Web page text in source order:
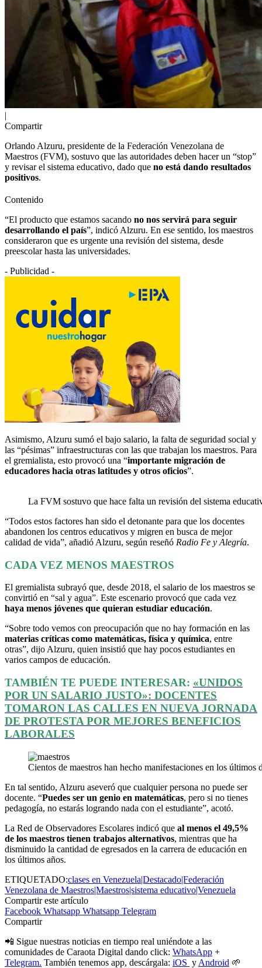
|
Compartir
Orlando Alzuru, presidente de la Federación Venezolana de
Maestros (FVM), sostuvo que las autoridades deben hacer un “stop”
y revisar el sistema educativo, dado que no está dando resultados
positivos.
Contenido
“El producto que estamos sacando no nos servirá para seguir
desarrollando el país”, indicó Alzuru. En ese sentido, los maestros
consideraron que es urgente una revisión del sistema, desde
preescolar hasta las universidades.
- Publicidad -
Asimismo, Alzuru sumó el bajo salario, la falta de seguridad social y
las “pésimas” infraestructuras con las que trabajan los maestros. Para
el gremialista, esto provocó una “importante migración de
educadores hacia otras latitudes y otros oficios”.
La FVM sostuvo que hace falta un revisión del sistema
“Todos estos factores han sido el detonante para que los docentes
abandonen los centros educativos y migren en busca de mejor
calidad de vida”, añadió Alzuru, según reseñó Radio Fe y Alegría.
CADA VEZ MENOS MAESTROS
El gremialista subrayó que, desde 2018, el salario de los maestros se
convirtió en “sal y agua”. Este escenario provocó que cada vez
haya menos jóvenes que quieran estudiar educación.
“Sobre todo vemos con preocupación que no hay formación en las
materias críticas como matemáticas, física y química, entre
otras”, dijo Alzuru, quien insistió que hay pocos estudiantes en
varios campos de educación.
TAMBIÉN TE PUEDE INTERESAR: «UNIDOS
POR UN SALARIO JUSTO»: DOCENTES
TOMARON LAS CALLES EN NUEVA JORNADA
DE PROTESTA POR MEJORES BENEFICIOS
LABORALES
Cientos de maestros han hecho manifestaciones en los
En tal sentido, Alzuru aseveró que cualquier persona no puede ser
docente. “Puedes ser un genio en matemáticas, pero si no tienes
pedagogía, no estarás logrando nada con el estudiante”, acotó.
La Red de Observadores Escolares indicó que al menos el 49,5%
de los maestros tienen trabajos alternativos, mientras que ha
disminuido la cantidad de egresados en la carrera de educación en
los últimos años.
ETIQUETADO:clases en Venezuela|Destacado|Federación
Venezolana de Maestros|Maestros|sistema educativo|Venezuela
Compartir este artículo
Facebook Whatsapp Whatsapp Telegram
Compartir
📲 Sigue nuestras noticias en tiempo real uniéndote a las
comunidades de Caraota Digital dando click: WhatsApp +
Telegram. También tenemos app, descárgala: iOS y Android 🌱